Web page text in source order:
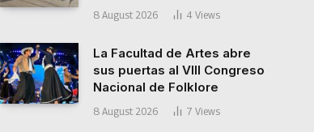
8 August 2026 4 Views
La Facultad de Artes abre
sus puertas al VIII Congreso
Nacional de Folklore
8 August 2026 7 Views